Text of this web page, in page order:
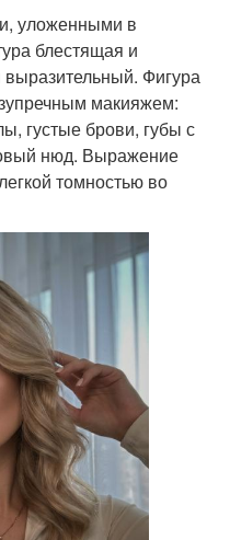
уложенными в
блестящая и
Фигура
макияжем:
густые брови, губы с
нюд. Выражение
томностью во